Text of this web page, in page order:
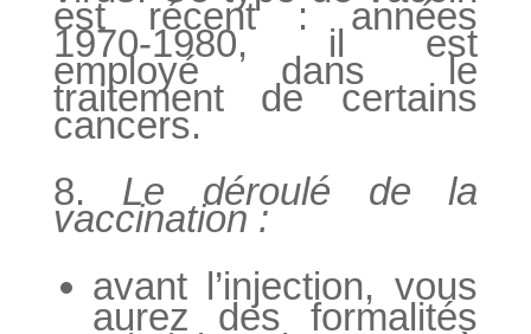
est récent : années
1970-1980, il est
employé dans le
traitement de certains
cancers.
8. Le déroulé de la
vaccination :
avant l’injection, vous
aurez des formalités